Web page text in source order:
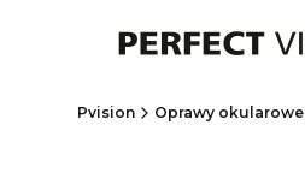
Pvision Oprawy okularowe